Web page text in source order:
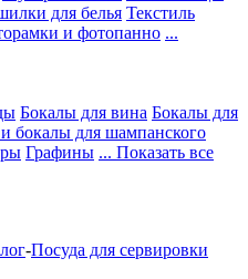
для белья Текстиль
и фотопанно ...
Бокалы для вина Бокалы для
бокалы для шампанского
Графины ... Показать все
-Посуда для сервировки